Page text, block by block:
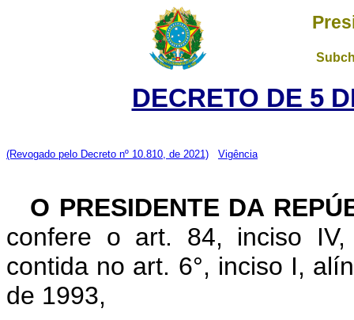
DECRETO DE 5
(Revogado pelo Decreto nº 10.810, de 2021) Vigência
O PRESIDENTE DA
confere o art. 84, inciso
contida no art. 6°, inciso I,
de 1993,